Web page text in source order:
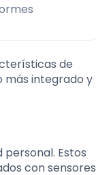
de
más integrado y
Estos
con sensores